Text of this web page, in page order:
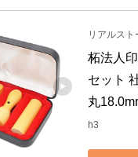
リアルスト
柘法人
セット
丸
h3